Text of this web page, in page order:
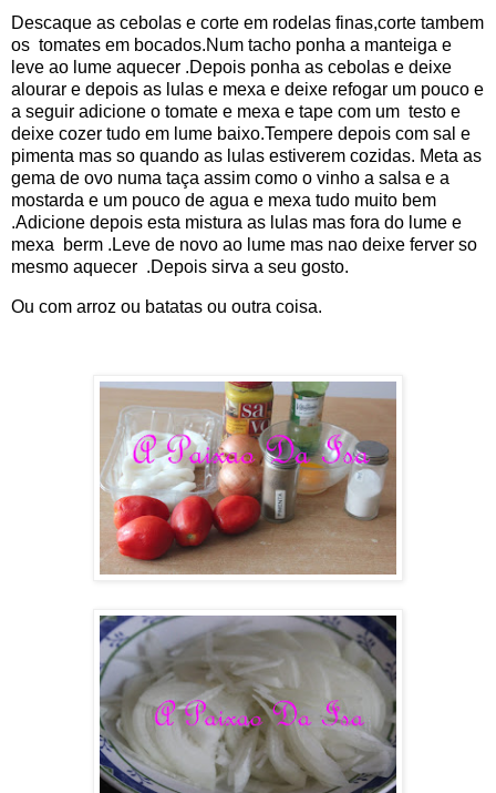
Descaque as cebolas e corte em rodelas finas,corte tambem
os tomates em bocados.Num tacho ponha a manteiga e
leve ao lume aquecer .Depois ponha as cebolas e deixe
alourar e depois as lulas e mexa e deixe refogar um pouco e
a seguir adicione o tomate e mexa e tape com um testo e
deixe cozer tudo em lume baixo.Tempere depois com sal e
pimenta mas so quando as lulas estiverem cozidas. Meta as
gema de ovo numa taça assim como o vinho a salsa e a
mostarda e um pouco de agua e mexa tudo muito bem
.Adicione depois esta mistura as lulas mas fora do lume e
mexa berm .Leve de novo ao lume mas nao deixe ferver so
mesmo aquecer .Depois sirva a seu gosto.
Ou com arroz ou batatas ou outra coisa.